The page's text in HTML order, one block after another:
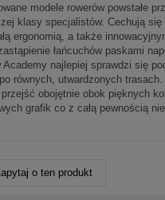
modele rowerów powstałe
klasy specjalistów. Cechują
ergonomią, a także
łańcuchów paskami
Academy najlepiej sprawdzi się
równych, utwardzonych
przejść obojętnie obok pięknych
grafik co z całą pewnością
o ten produkt